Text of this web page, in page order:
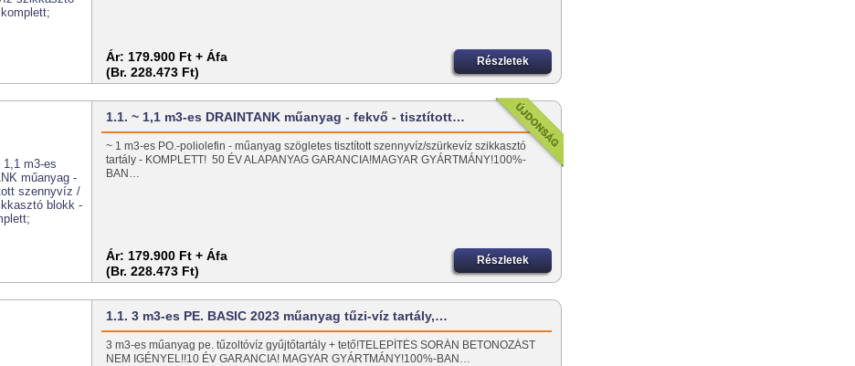
Ár: 179.900 Ft + Áfa
(Br. 228.473 Ft)
Részletek
1.1. ~ 1,1 m3-es DRAINTANK műanyag - fekvő - tisztított…
~ 1 m3-es PO.-poliolefin - műanyag szögletes tisztított szennyvíz/szürkevíz szikkasztó
tartály - KOMPLETT! 50 ÉV ALAPANYAG GARANCIA!MAGYAR GYÁRTMÁNY!100%-
BAN…
Ár: 179.900 Ft + Áfa
(Br. 228.473 Ft)
Részletek
1.1. 3 m3-es PE. BASIC 2023 műanyag tűzi-víz tartály,…
3 m3-es műanyag pe. tűzoltóvíz gyűjtőtartály + tető!TELEPÍTÉS SORÁN BETONOZÁST
NEM IGÉNYEL!!10 ÉV GARANCIA! MAGYAR GYÁRTMÁNY!100%-BAN…